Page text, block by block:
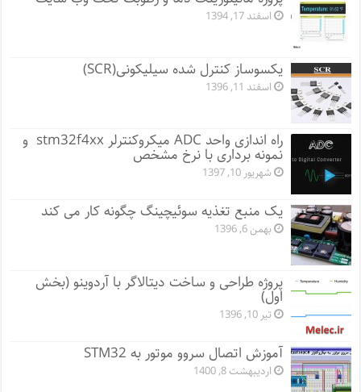
اسفند 17, 1394
یکسوساز کنترل شده سیلیکونی(SCR)
اسفند 11, 1396
راه اندازی واحد ADC میکروکنترلر stm32f4xx و
نمونه برداری با نرخ مشخص
شهریور 10, 1397
یک منبع تغذیه سوئیچینگ چگونه کار می کند
بهمن 6, 1396
پروژه طراحی و ساخت دیتالاگر با آردوینو (بخش
اول)
تیر 10, 1396
آموزش اتصال سروو موتور به STM32
اردیبهشت 8, 1400